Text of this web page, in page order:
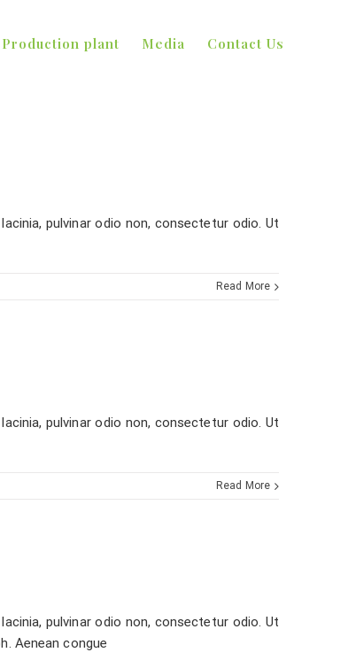
Production plant Media Contact Us
pulvinar odio non, consectetur odio. Ut
Read More
pulvinar odio non, consectetur odio. Ut
Read More
pulvinar odio non, consectetur odio. Ut
Aenean congue